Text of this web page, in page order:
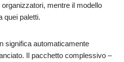
mentre il modello
quei paletti.
significa automaticamente
Il pacchetto complessivo –